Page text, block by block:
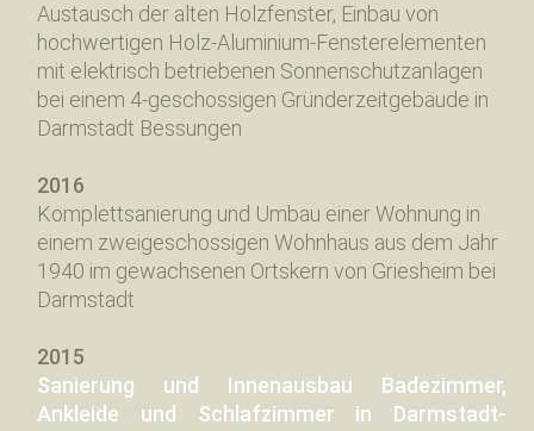
Austausch der alten Holzfenster, Einbau von
hochwertigen Holz-Aluminium-Fensterelementen
mit elektrisch betriebenen Sonnenschutzanlagen
bei einem 4-geschossigen Gründerzeitgebäude in
Darmstadt Bessungen
2016
Komplettsanierung und Umbau einer Wohnung in
einem zweigeschossigen Wohnhaus aus dem Jahr
1940 im gewachsenen Ortskern von Griesheim bei
Darmstadt
2015
Sanierung und Innenausbau Badezimmer,
Ankleide und Schlafzimmer in Darmstadt-